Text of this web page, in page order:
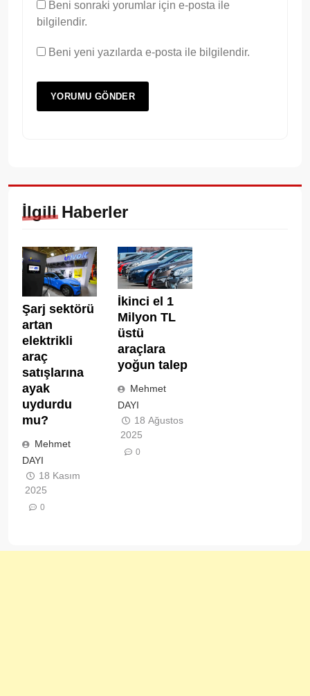
Beni sonraki yorumlar için e-posta ile
bilgilendir.
Beni yeni yazılarda e-posta ile bilgilendir.
İlgili Haberler
Şarj sektörü
artan
elektrikli
araç
satışlarına
ayak
uydurdu
mu?
Mehmet
DAYI
18 Kasım
2025
0
İkinci el 1
Milyon TL
üstü
araçlara
yoğun talep
Mehmet
DAYI
18 Ağustos
2025
0